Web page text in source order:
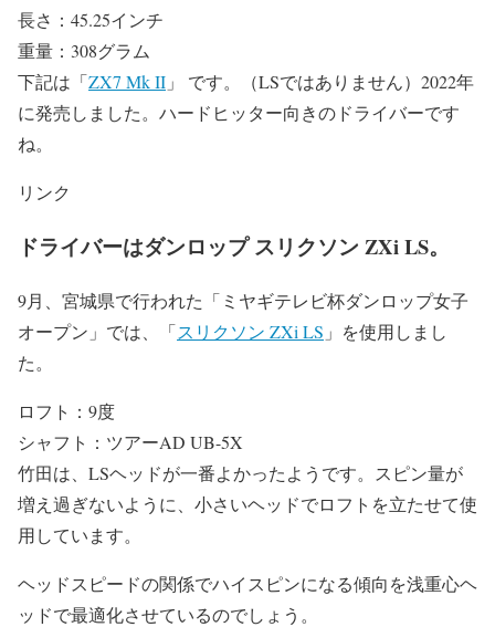
長さ：45.25インチ
重量：308グラム
下記は「ZX7 Mk II 」 です。（LSではありません）2022年
に発売しました。ハードヒッター向きのドライバーです
ね。
リンク
ドライバーはダンロップ スリクソン ZXi LS。
9月、宮城県で行われた「ミヤギテレビ杯ダンロップ女子
オープン」では、「スリクソン ZXi LS 」を使用しまし
た。
ロフト：9度
シャフト：ツアーAD UB-5X
竹田は、LSヘッドが一番よかったようです。スピン量が
増え過ぎないように、小さいヘッドでロフトを立たせて使
用しています。
ヘッドスピードの関係でハイスピンになる傾向を浅重心ヘ
ッドで最適化させているのでしょう。